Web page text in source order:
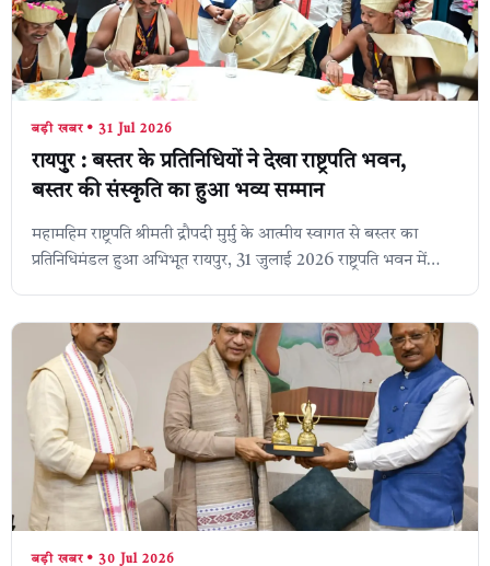
बड़ी खबर • 31 Jul 2026
रायपुर : बस्तर के प्रतिनिधियों ने देखा राष्ट्रपति भवन,
बस्तर की संस्कृति का हुआ भव्य सम्मान
महामहिम राष्ट्रपति श्रीमती द्रौपदी मुर्मु के आत्मीय स्वागत से बस्तर का
प्रतिनिधिमंडल हुआ अभिभूत रायपुर, 31 जुलाई 2026 राष्ट्रपति भवन में
बड़ी खबर • 30 Jul 2026